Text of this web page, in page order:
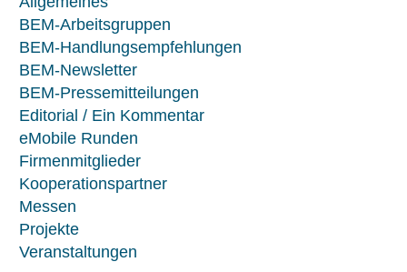
BEM-Arbeitsgruppen
BEM-Handlungsempfehlungen
BEM-Newsletter
BEM-Pressemitteilungen
Editorial / Ein Kommentar
eMobile Runden
Firmenmitglieder
Kooperationspartner
Messen
Projekte
Veranstaltungen